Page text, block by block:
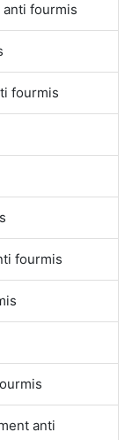
fourmis
fourmis
fourmis
anti